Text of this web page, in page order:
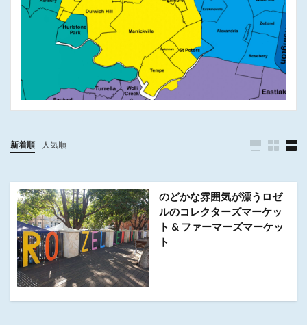
新着順 人気順
のどかな雰囲気が漂うロゼ
ルのコレクターズマーケッ
ト & ファーマーズマーケッ
ト